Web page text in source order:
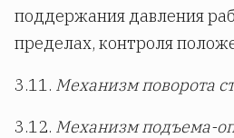
поддержания давления
пределах, контроля
3.11. Механизм поворота
3.12. Механизм подъема-